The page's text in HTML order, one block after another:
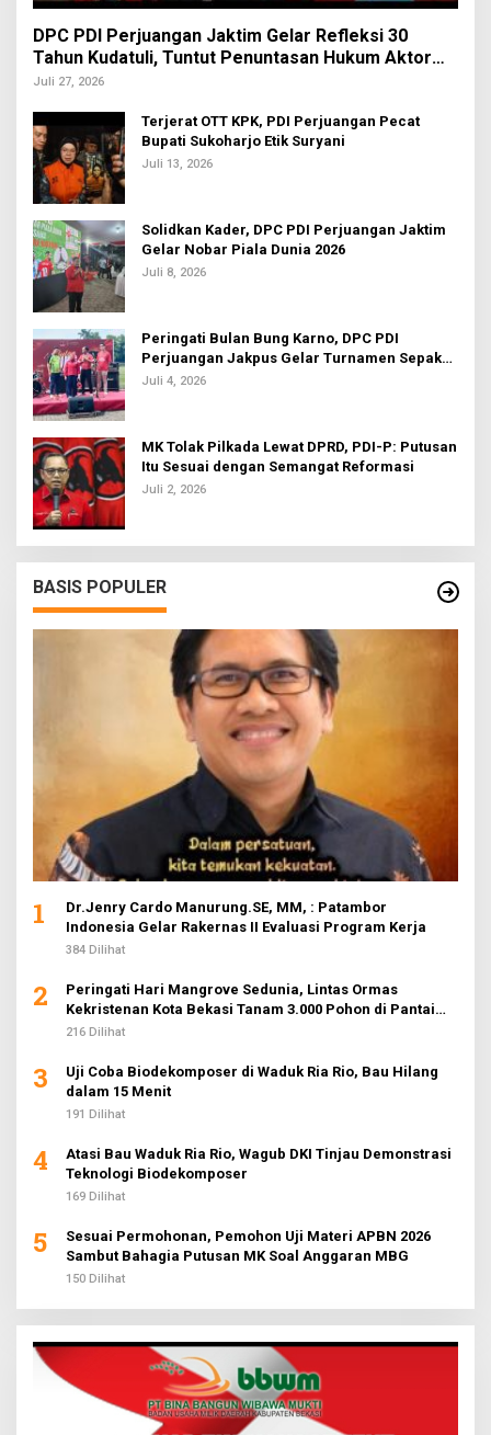
DPC PDI Perjuangan Jaktim Gelar Refleksi 30
Tahun Kudatuli, Tuntut Penuntasan Hukum Aktor
Intelektual
Juli 27, 2026
Terjerat OTT KPK, PDI Perjuangan Pecat
Bupati Sukoharjo Etik Suryani
Juli 13, 2026
Solidkan Kader, DPC PDI Perjuangan Jaktim
Gelar Nobar Piala Dunia 2026
Juli 8, 2026
Peringati Bulan Bung Karno, DPC PDI
Perjuangan Jakpus Gelar Turnamen Sepak
Bola U-20
Juli 4, 2026
MK Tolak Pilkada Lewat DPRD, PDI-P: Putusan
Itu Sesuai dengan Semangat Reformasi
Juli 2, 2026
BASIS POPULER
1
Dr.Jenry Cardo Manurung.SE, MM, : Patambor
Indonesia Gelar Rakernas II Evaluasi Program Kerja
384 Dilihat
2
Peringati Hari Mangrove Sedunia, Lintas Ormas
Kekristenan Kota Bekasi Tanam 3.000 Pohon di Pantai
Sederhana
216 Dilihat
3
Uji Coba Biodekomposer di Waduk Ria Rio, Bau Hilang
dalam 15 Menit
191 Dilihat
4
Atasi Bau Waduk Ria Rio, Wagub DKI Tinjau Demonstrasi
Teknologi Biodekomposer
169 Dilihat
5
Sesuai Permohonan, Pemohon Uji Materi APBN 2026
Sambut Bahagia Putusan MK Soal Anggaran MBG
150 Dilihat